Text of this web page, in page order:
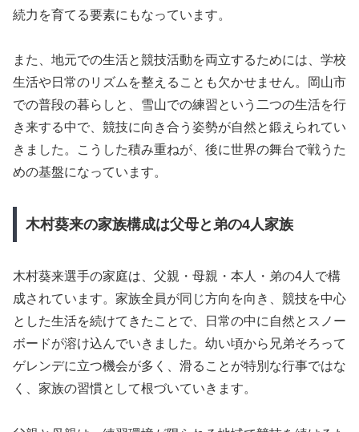
続力を育てる要素にもなっています。
また、地元での生活と競技活動を両立するためには、学校
生活や日常のリズムを整えることも欠かせません。岡山市
での普段の暮らしと、雪山での練習という二つの生活を行
き来する中で、競技に向き合う姿勢が自然と鍛えられてい
きました。こうした積み重ねが、後に世界の舞台で戦うた
めの基盤になっています。
木村葵来の家族構成は父母と弟の4人家族
木村葵来選手の家庭は、父親・母親・本人・弟の4人で構
成されています。家族全員が同じ方向を向き、競技を中心
とした生活を続けてきたことで、日常の中に自然とスノー
ボードが溶け込んでいきました。幼い頃から兄弟そろって
ゲレンデに立つ機会が多く、滑ることが特別な行事ではな
く、家族の習慣として根づいていきます。